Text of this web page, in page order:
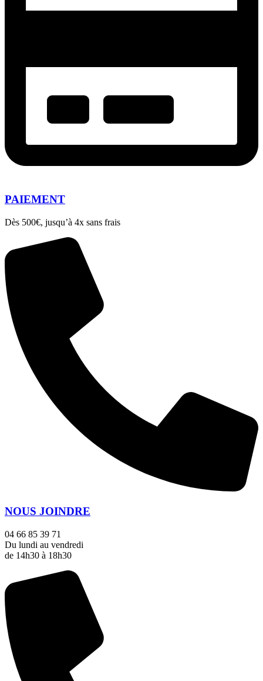
PAIEMENT
Dès 500€, jusqu’à 4x sans frais
NOUS JOINDRE
04 66 85 39 71
Du lundi au vendredi
de 14h30 à 18h30